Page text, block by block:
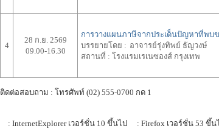
4
28 ก.ย. 2569
09.00-16.30
การวางแผนภาษีจากประเด็นปัญหาที่พบ
บรรยายโดย : อาจารย์รุ่งทิพย์ ธัญวงษ์
สถานที่ : โรงแรมเรเนซองส์ กรุงเทพ
ติดต่อสอบถาม : โทรศัพท์ (02) 555-0700 กด 1
: InternetExplorer เวอร์ชั่น 10 ขึ้นไป : Firefox เวอร์ชั่น 53 ขึ้น